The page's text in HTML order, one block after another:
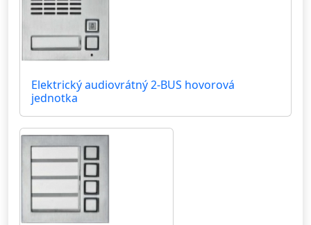
Elektrický audiovrátný 2-BUS hovorová
jednotka